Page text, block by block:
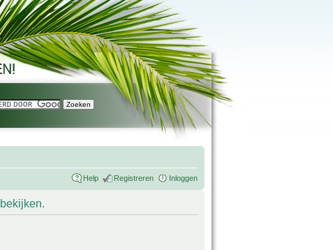
Help Registreren Inloggen